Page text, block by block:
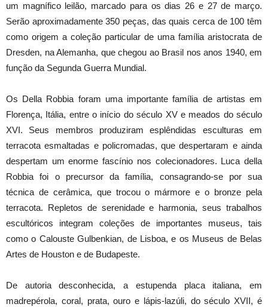
um magnífico leilão, marcado para os dias 26 e 27 de março.
Serão aproximadamente 350 peças, das quais cerca de 100 têm
como origem a coleção particular de uma família aristocrata de
Dresden, na Alemanha, que chegou ao Brasil nos anos 1940, em
função da Segunda Guerra Mundial.
Os Della Robbia foram uma importante família de artistas em
Florença, Itália, entre o início do século XV e meados do século
XVI. Seus membros produziram esplêndidas esculturas em
terracota esmaltadas e policromadas, que despertaram e ainda
despertam um enorme fascínio nos colecionadores. Luca della
Robbia foi o precursor da família, consagrando-se por sua
técnica de cerâmica, que trocou o mármore e o bronze pela
terracota. Repletos de serenidade e harmonia, seus trabalhos
escultóricos integram coleções de importantes museus, tais
como o Calouste Gulbenkian, de Lisboa, e os Museus de Belas
Artes de Houston e de Budapeste.
De autoria desconhecida, a estupenda placa italiana, em
madrepérola, coral, prata, ouro e lápis-lazúli, do século XVII, é